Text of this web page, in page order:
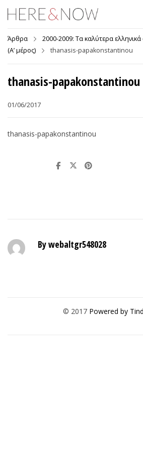
Άρθρα
2000-2009: Τα καλύτερα
(Α’ μέρος)
thanasis-papakonstantinou
thanasis-papakonstantinou
01/06/2017
thanasis-papakonstantinou
By webaltgr548028
© 2017 Powered by